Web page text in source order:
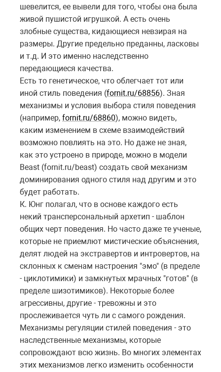
шевелится, ее вывели для того, чтобы она была
живой пушистой игрушкой. А есть очень
злобные существа, кидающиеся невзирая на
размеры. Другие предельно преданны, ласковы
и т.д. И это именно наследственно
передающиеся качества.
Есть то генетическое, что облегчает тот или
иной стиль поведения (fornit.ru/68856). Зная
механизмы и условия выбора стиля поведения
(например, fornit.ru/68860), можно видеть,
каким изменением в схеме взаимодействий
возможно повлиять на это. Но даже не зная,
как это устроено в природе, можно в модели
Beast (fornit.ru/beast) создать свой механизм
доминирования одного стиля над другим и это
будет работать.
К. Юнг полагал, что в основе каждого есть
некий трансперсональный архетип - шаблон
общих черт поведения. Но часто даже те ученые,
которые не приемлют мистические объяснения,
делят людей на экстравертов и интровертов, на
склонных к сменам настроения "эмо" (в пределе
- циклотимики) и замкнутых мрачных "готов" (в
пределе шизотимиков). Некоторые более
агрессивны, другие - тревожны и это
прослеживается чуть ли с самого рождения.
Механизмы регуляции стилей поведения - это
наследственные механизмы, которые
сопровождают всю жизнь. Во многих элементах
этих механизмов легко изменить особенности